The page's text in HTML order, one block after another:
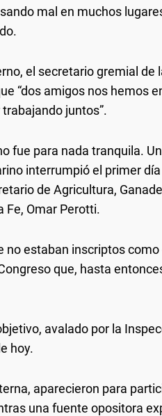
mal en muchos
el secretario gremial de
“dos amigos nos hemos
juntos”.
fue para nada tranquila.
interrumpió el primer
de Agricultura,
Fe, Omar Perotti.
no estaban inscriptos
que, hasta
avalado por la
hoy.
aparecieron para
una fuente opositora